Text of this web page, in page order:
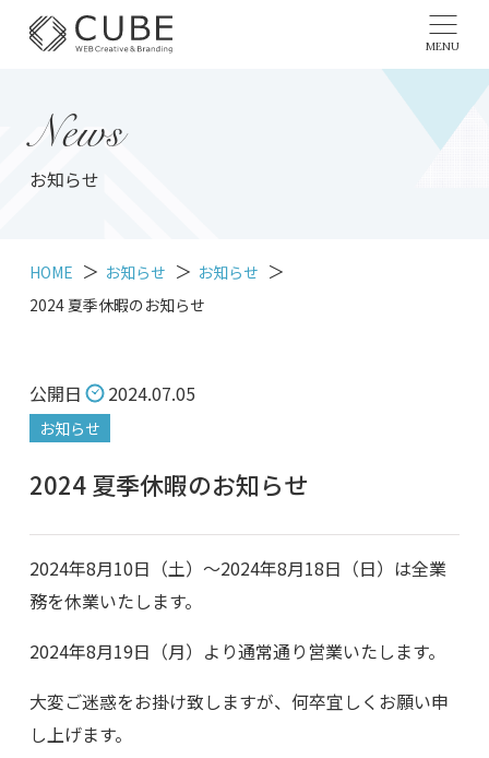
MENU
News
お知らせ
HOME お知らせ
お知らせ
2024 夏季休暇のお知らせ
公開日 2024.07.05
お知らせ
2024 夏季休暇のお知らせ
2024年8月10日（土）～2024年8月18日（日）は全業
務を休業いたします。
2024年8月19日（月）より通常通り営業いたします。
大変ご迷惑をお掛け致しますが、何卒宜しくお願い申
し上げます。